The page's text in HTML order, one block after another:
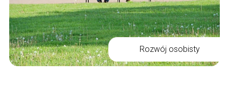
Rozwój osobisty